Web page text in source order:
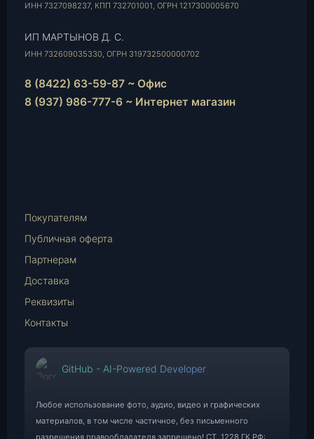
ИНН 7327098237, КПП 732701001, ОГРН 1217300005670
ИП МАРТЫНОВ Д. С.
ИНН 732609035330, ОГРН 319732500000702
8 (8422) 63-59-87 ~ Офис
8 (937) 986-777-6 ~ Интернет магазин
Mail
Покупателям
Публичная оферта
Партнерам
Доставка
Реквизиты
Контакты
GitHub - AI-Powered Developer
Любое использование фото, аудио, видео и графических
материалов, в том числе частичное, без письменного
разрешения правообладателя запрещено! СТ. 1228 ГК РФ: